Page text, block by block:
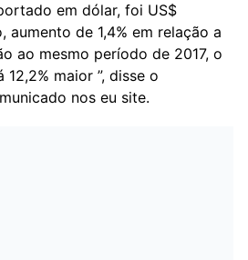
em dólar, foi US$
aumento de 1,4% em relação a
ao mesmo período de 2017, o
maior ”, disse o
nos eu site.